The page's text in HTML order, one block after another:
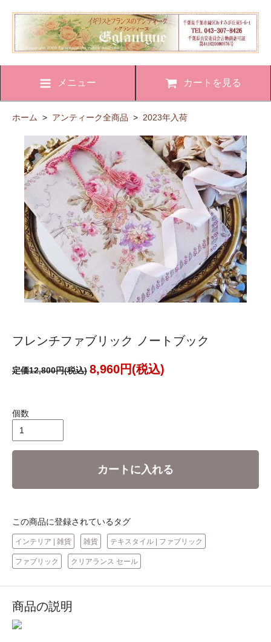
メニュー カートを見る
ホーム > アンティーク全商品 > 2023年入荷
フレンチファブリック ノートブック
定価12,800円(税込) 8,960円(税込)
個数
カートに入れる
この商品に登録されているタグ
インテリア | 雑貨 雑貨 テキスタイル | ファブリック
ファブリック クリアランス セール
商品の説明